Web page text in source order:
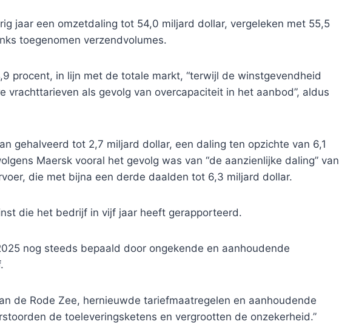
jaar een omzetdaling tot 54,0 miljard dollar, vergeleken met 55,5
toegenomen verzendvolumes.
procent, in lijn met de totale markt, “terwijl de winstgevendheid
vrachttarieven als gevolg van overcapaciteit in het aanbod”, aldus
gehalveerd tot 2,7 miljard dollar, een daling ten opzichte van 6,1
Maersk vooral het gevolg was van “de aanzienlijke daling” van
die met bijna een derde daalden tot 6,3 miljard dollar.
die het bedrijf in vijf jaar heeft gerapporteerd.
nog steeds bepaald door ongekende en aanhoudende
de Rode Zee, hernieuwde tariefmaatregelen en aanhoudende
de toeleveringsketens en vergrootten de onzekerheid.”